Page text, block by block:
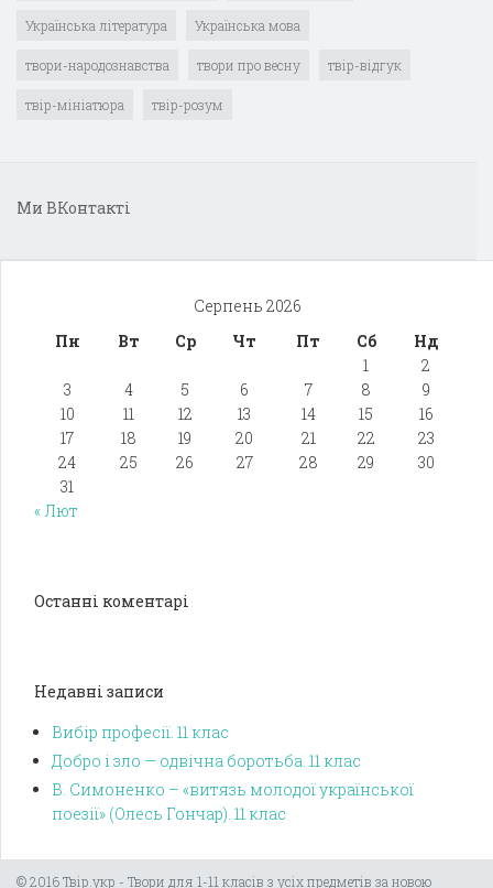
Українська література Українська мова
твори-народознавства твори про весну твір-відгук
твір-мініатюра твір-розум
Ми ВКонтакті
Серпень 2026
Пн
Вт Ср Чт Пт Сб
Нд
1
2
3
4 5 6 7 8
9
10
11 12 13 14 15
16
17
18 19 20 21 22
23
24
25 26 27 28 29
30
31
« Лют
Останні коментарі
Недавні записи
Вибір професії. 11 клас
Добро і зло — одвічна боротьба. 11 клас
В. Симоненко – «витязь молодої української
поезії» (Олесь Гончар). 11 клас
© 2016 Твір.укр - Твори для 1-11 класів з усіх предметів за новою